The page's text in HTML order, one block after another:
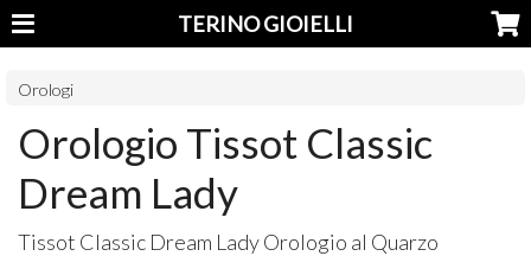
TERINO GIOIELLI
Orologi
Orologio Tissot Classic
Dream Lady
Tissot Classic Dream Lady Orologio al Quarzo